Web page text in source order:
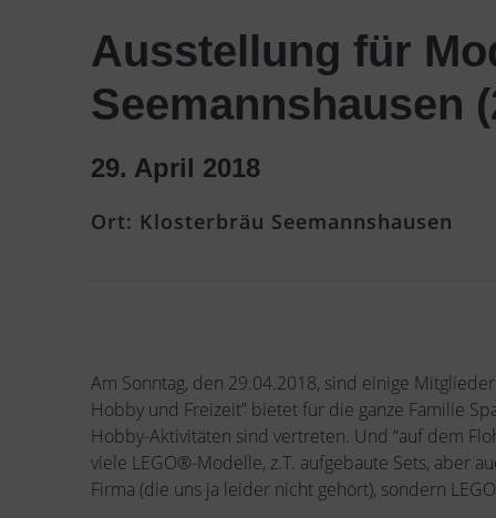
Ausstellung für
Seemannshausen
29. April 2018
Ort: Klosterbräu Seemannshausen
Am Sonntag, den 29.04.2018, sind einige
Hobby und Freizeit” bietet für die ganze Familie
Hobby-Aktivitäten sind vertreten. Und “auf dem
viele LEGO®-Modelle, z.T. aufgebaute Sets, aber
Firma (die uns ja leider nicht gehört), sondern